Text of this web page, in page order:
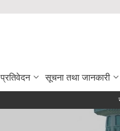
प्रतिवेदन सूचना तथा जानकारी
सरुवा